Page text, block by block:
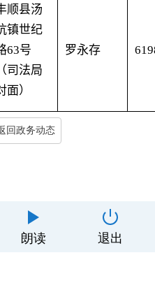
顺县汤
镇世纪
63号
（司法局
面）
罗永存
回政务动态
民政府办公室
服务和数据管理局
朗读 退出